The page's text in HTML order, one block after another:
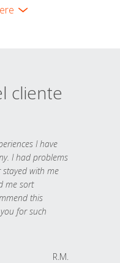
cliente
I have
I had problems
with me
me sort
this
for such
R.M.